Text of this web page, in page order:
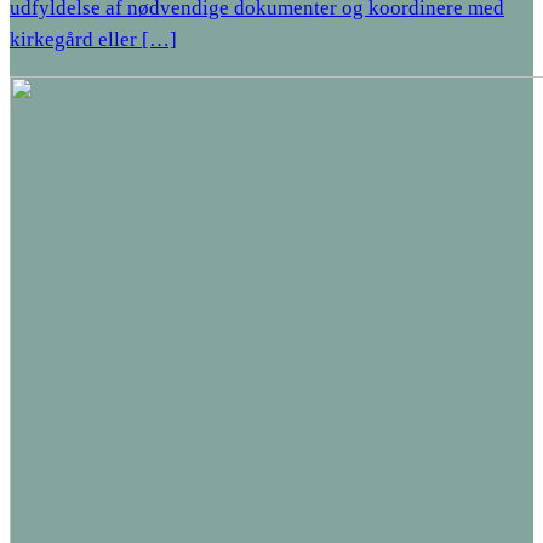
udfyldelse af nødvendige dokumenter og koordinere med
kirkegård eller […]